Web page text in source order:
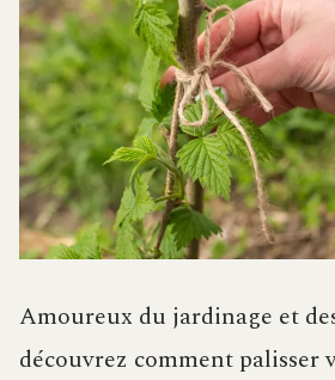
Amoureux du jardinage et
découvrez comment palisser